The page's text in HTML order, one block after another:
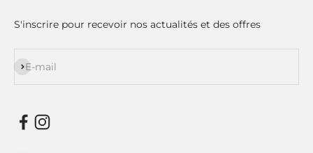
S'inscrire pour recevoir nos actualités et des offres
E-mail
S'inscrire